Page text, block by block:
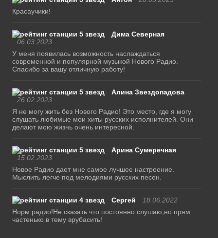
Красаучики!
Дима Северная
06.03.2023
У меня появилась возможность наслаждаться
современной и популярной музыкой Нового Радио.
Спасибо за вашу отличную работу!
Алина Звездопадова
26.02.2023
Я не могу жить без Нового Радио! Это место, где я могу
слушать любимые мои хиты русских исполнителей. Они
делают мою жизнь очень интересной.
Арина Сумеречная
15.02.2023
Новое Радио дает мне самое лучшее настроение.
Мыслить легче под мелодиями русских песен.
Сергей
18.06.2022
Норм радио!Не сказать что постоянно слушаю,но прям
частенько в тему врубасить!